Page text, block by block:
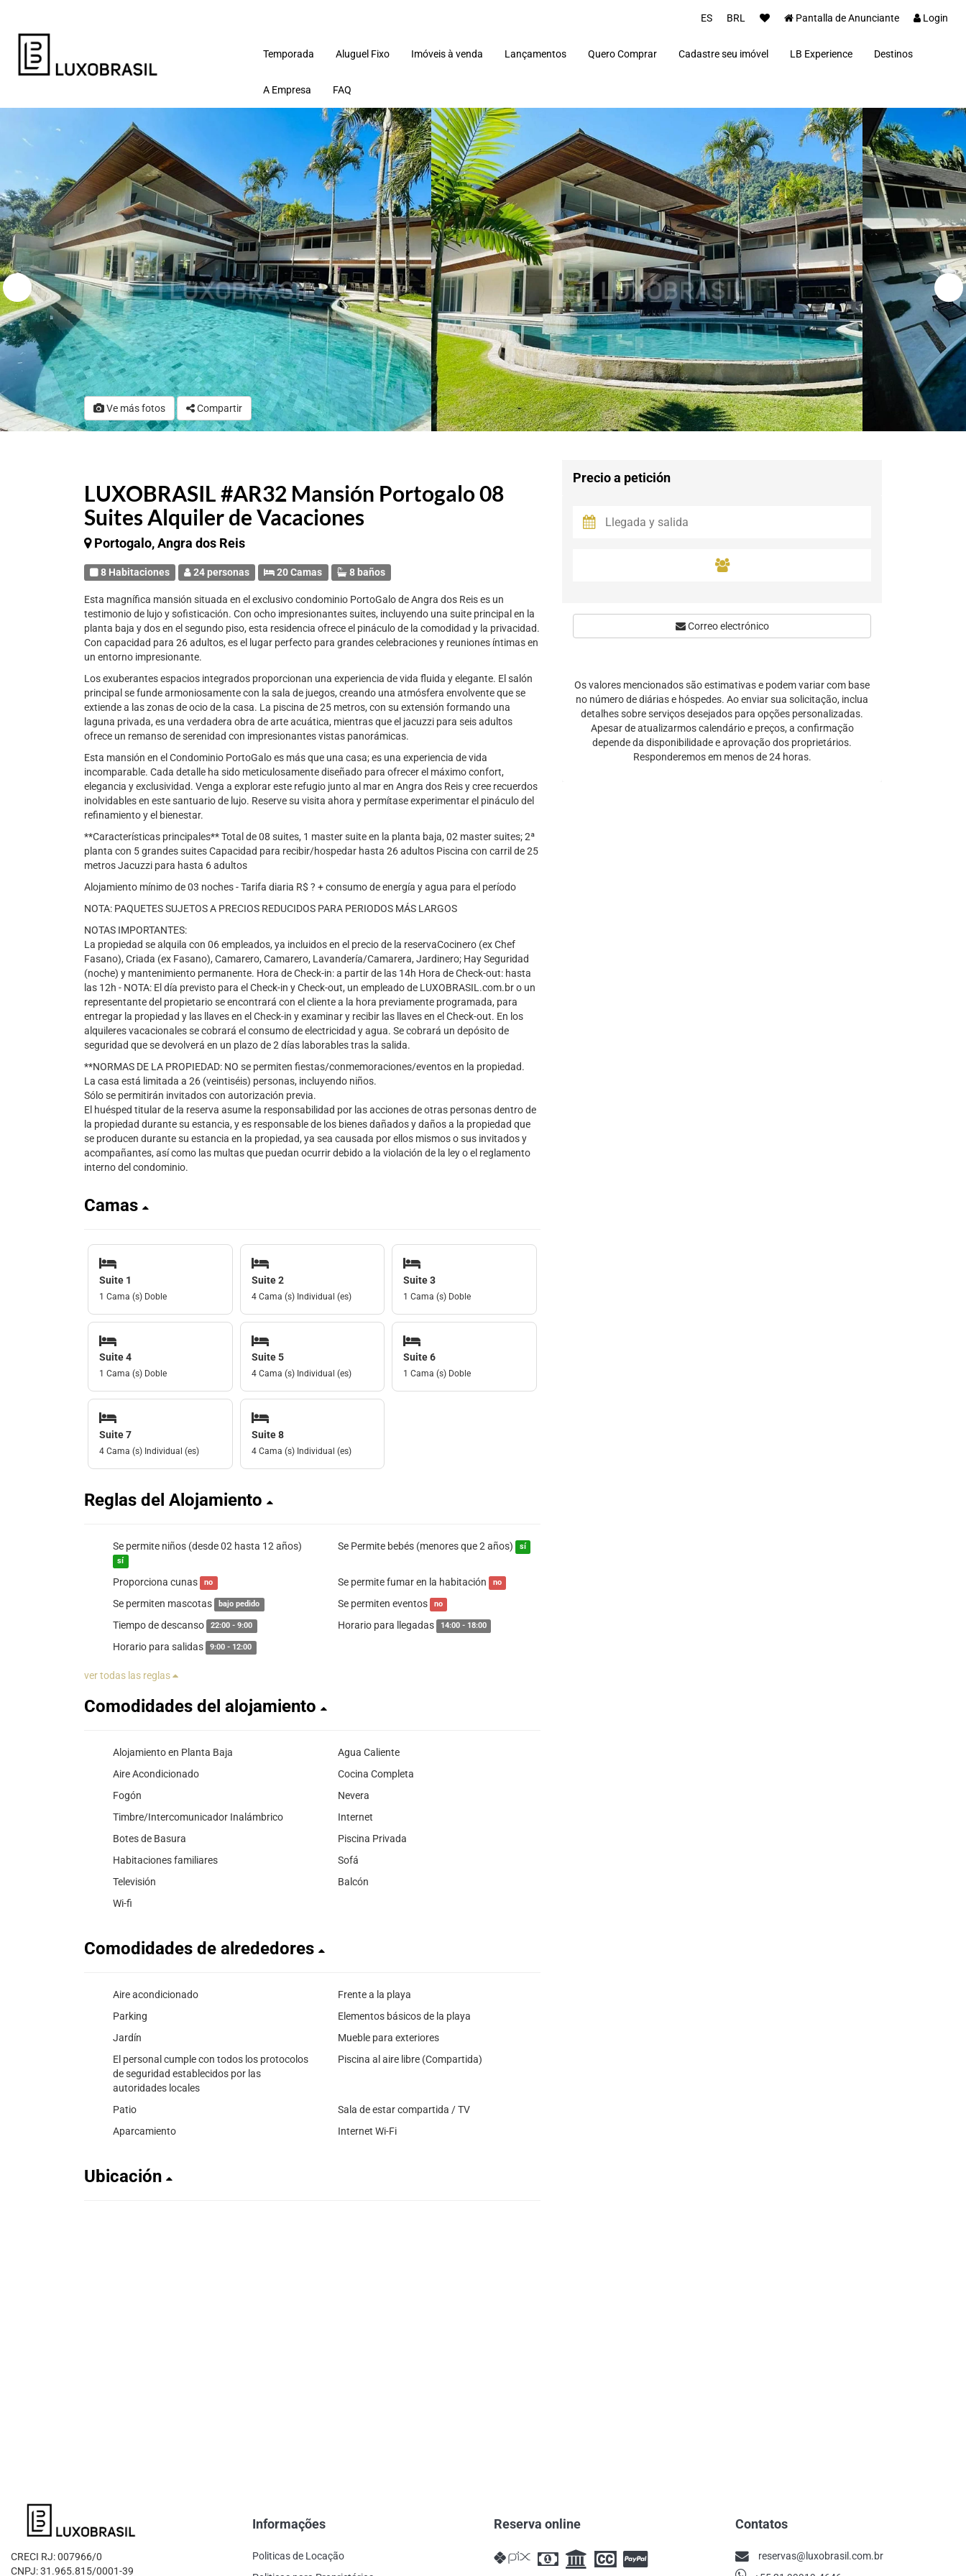
ES BRL Pantalla de Anunciante Login
Temporada Aluguel Fixo Imóveis à venda Lançamentos Quero Comprar Cadastre seu imóvel LB Experience
Carros Luxo Brasil
Destinos
Angra dos Reis
Aquiraz
Armação dos
Bananal
Brasília
Cabo Frio
Campos do Jordão
Capitólio
Fernando de
Florianópolis
Fortim
Guaramiranga
Icaraí de Amontada
Igrapuína
Ilhabela
Itaipava
A Empresa FAQ
Ve más fotos Compartir
LUXOBRASIL #AR32 Mansión Portogalo 08
Suites Alquiler de Vacaciones
Portogalo, Angra dos Reis
8 Habitaciones 24 personas 20 Camas 8 baños
Esta magnífica mansión situada en el exclusivo condominio PortoGalo de Angra dos Reis es un
testimonio de lujo y sofisticación. Con ocho impresionantes suites, incluyendo una suite principal en la
planta baja y dos en el segundo piso, esta residencia ofrece el pináculo de la comodidad y la privacidad.
Con capacidad para 26 adultos, es el lugar perfecto para grandes celebraciones y reuniones íntimas en
un entorno impresionante.
Los exuberantes espacios integrados proporcionan una experiencia de vida fluida y elegante. El salón
principal se funde armoniosamente con la sala de juegos, creando una atmósfera envolvente que se
extiende a las zonas de ocio de la casa. La piscina de 25 metros, con su extensión formando una
laguna privada, es una verdadera obra de arte acuática, mientras que el jacuzzi para seis adultos
ofrece un remanso de serenidad con impresionantes vistas panorámicas.
Esta mansión en el Condominio PortoGalo es más que una casa; es una experiencia de vida
incomparable. Cada detalle ha sido meticulosamente diseñado para ofrecer el máximo confort,
elegancia y exclusividad. Venga a explorar este refugio junto al mar en Angra dos Reis y cree recuerdos
inolvidables en este santuario de lujo. Reserve su visita ahora y permítase experimentar el pináculo del
refinamiento y el bienestar.
**Características principales** Total de 08 suites, 1 master suite en la planta baja, 02 master suites; 2ª
planta con 5 grandes suites Capacidad para recibir/hospedar hasta 26 adultos Piscina con carril de 25
metros Jacuzzi para hasta 6 adultos
Alojamiento mínimo de 03 noches - Tarifa diaria R$ ? + consumo de energía y agua para el período
NOTA: PAQUETES SUJETOS A PRECIOS REDUCIDOS PARA PERIODOS MÁS LARGOS
NOTAS IMPORTANTES:
La propiedad se alquila con 06 empleados, ya incluidos en el precio de la reservaCocinero (ex Chef
Fasano), Criada (ex Fasano), Camarero, Camarero, Lavandería/Camarera, Jardinero; Hay Seguridad
(noche) y mantenimiento permanente. Hora de Check-in: a partir de las 14h Hora de Check-out: hasta
las 12h - NOTA: El día previsto para el Check-in y Check-out, un empleado de LUXOBRASIL.com.br o un
representante del propietario se encontrará con el cliente a la hora previamente programada, para
entregar la propiedad y las llaves en el Check-in y examinar y recibir las llaves en el Check-out. En los
alquileres vacacionales se cobrará el consumo de electricidad y agua. Se cobrará un depósito de
seguridad que se devolverá en un plazo de 2 días laborables tras la salida.
**NORMAS DE LA PROPIEDAD: NO se permiten fiestas/conmemoraciones/eventos en la propiedad.
La casa está limitada a 26 (veintiséis) personas, incluyendo niños.
Sólo se permitirán invitados con autorización previa.
El huésped titular de la reserva asume la responsabilidad por las acciones de otras personas dentro de
la propiedad durante su estancia, y es responsable de los bienes dañados y daños a la propiedad que
se producen durante su estancia en la propiedad, ya sea causada por ellos mismos o sus invitados y
acompañantes, así como las multas que puedan ocurrir debido a la violación de la ley o el reglamento
interno del condominio.
Camas
Suite 1
1 Cama (s) Doble
Suite 2
4 Cama (s) Individual (es)
Suite 3
1 Cama (s) Doble
Suite 4
1 Cama (s) Doble
Suite 5
4 Cama (s) Individual (es)
Suite 6
1 Cama (s) Doble
Suite 7
4 Cama (s) Individual (es)
Suite 8
4 Cama (s) Individual (es)
Reglas del Alojamiento
Se permite niños (desde 02 hasta 12 años)
sí
Se Permite bebés (menores que 2 años) sí
Proporciona cunas no Se permite fumar en la habitación no
Se permiten mascotas bajo pedido Se permiten eventos no
Tiempo de descanso 22:00 - 9:00 Horario para llegadas 14:00 - 18:00
Horario para salidas 9:00 - 12:00
ver todas las reglas
Comodidades del alojamiento
Alojamiento en Planta Baja
Agua Caliente
Aire Acondicionado
Cocina Completa
Fogón
Nevera
Timbre/Intercomunicador Inalámbrico
Internet
Botes de Basura
Piscina Privada
Habitaciones familiares
Sofá
Televisión
Balcón
Wi-fi
Comodidades de alrededores
Aire acondicionado
Frente a la playa
Parking
Elementos básicos de la playa
Jardín
Mueble para exteriores
El personal cumple con todos los protocolos
de seguridad establecidos por las
autoridades locales
Piscina al aire libre (Compartida)
Patio
Sala de estar compartida / TV
Aparcamiento
Internet Wi-Fi
Ubicación
Precio a petición
Correo electrónico
Os valores mencionados são estimativas e podem variar com base
no número de diárias e hóspedes. Ao enviar sua solicitação, inclua
detalhes sobre serviços desejados para opções personalizadas.
Apesar de atualizarmos calendário e preços, a confirmação
depende da disponibilidade e aprovação dos proprietários.
Responderemos em menos de 24 horas.
CRECI RJ: 007966/0
CNPJ: 31.965.815/0001-39
Informações
Politicas de Locação
Reserva online Contatos
reservas@luxobrasil.com.br